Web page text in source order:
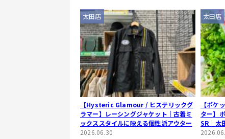
太田店
【Hysteric Glamour / ヒステリックグ
ラマー】レーシングジャケット｜古着ミ
ックススタイルに映える個性派アウター
2026.06.30
太田店
【ポケ
ター】
SR｜太
カード